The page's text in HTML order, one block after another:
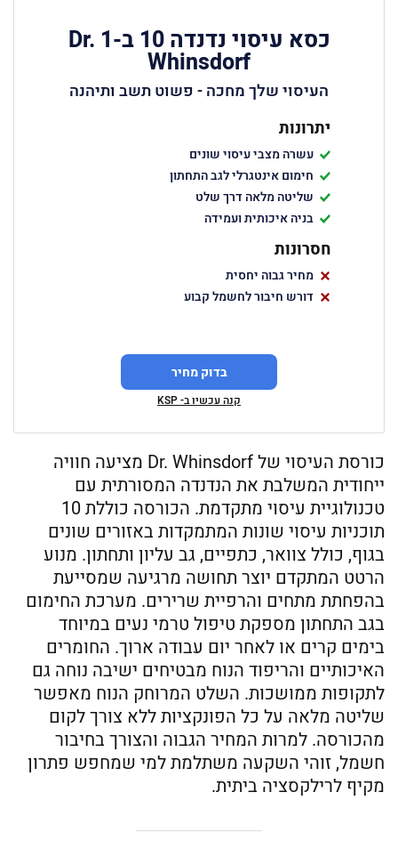
כסא עיסוי נדנדה 10 ב-1 Dr.
Whinsdorf
העיסוי שלך מחכה - פשוט תשב ותיהנה
יתרונות
עשרה מצבי עיסוי שונים
חימום אינטגרלי לגב התחתון
שליטה מלאה דרך שלט
בניה איכותית ועמידה
חסרונות
מחיר גבוה יחסית
דורש חיבור לחשמל קבוע
בדוק מחיר
קנה עכשיו ב- KSP
כורסת העיסוי של Dr. Whinsdorf מציעה חוויה
ייחודית המשלבת את הנדנדה המסורתית עם
טכנולוגיית עיסוי מתקדמת. הכורסה כוללת 10
תוכניות עיסוי שונות המתמקדות באזורים שונים
בגוף, כולל צוואר, כתפיים, גב עליון ותחתון. מנוע
הרטט המתקדם יוצר תחושה מרגיעה שמסייעת
בהפחתת מתחים והרפיית שרירים. מערכת החימום
בגב התחתון מספקת טיפול טרמי נעים במיוחד
בימים קרים או לאחר יום עבודה ארוך. החומרים
האיכותיים והריפוד הנוח מבטיחים ישיבה נוחה גם
לתקופות ממושכות. השלט המרוחק הנוח מאפשר
שליטה מלאה על כל הפונקציות ללא צורך לקום
מהכורסה. למרות המחיר הגבוה והצורך בחיבור
חשמל, זוהי השקעה משתלמת למי שמחפש פתרון
מקיף לרילקסציה ביתית.